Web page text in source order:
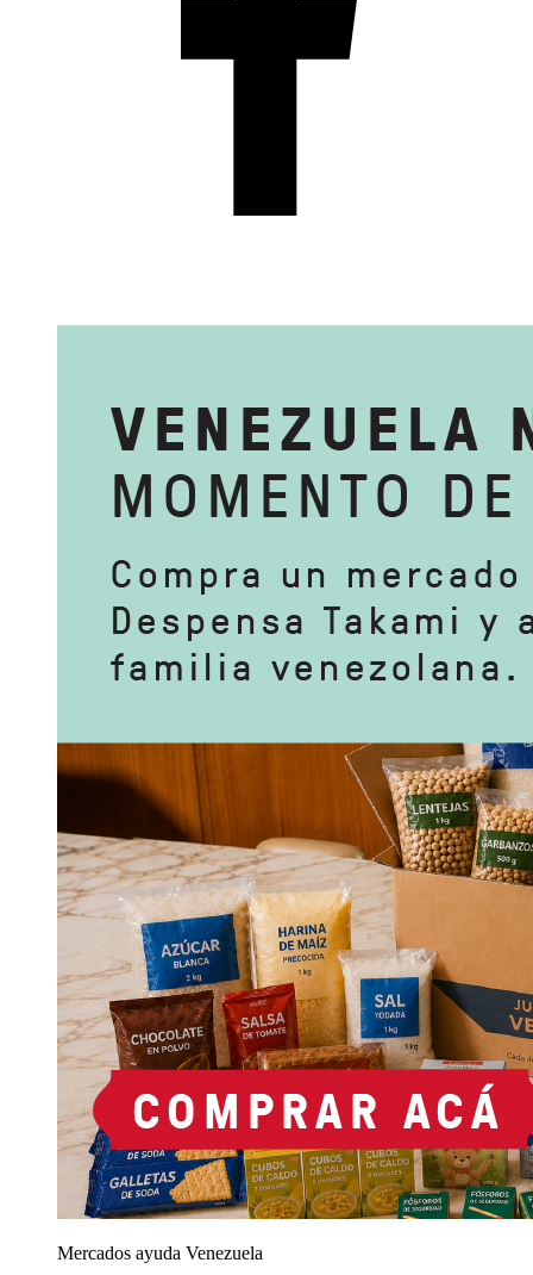
Mercados ayuda Venezuela